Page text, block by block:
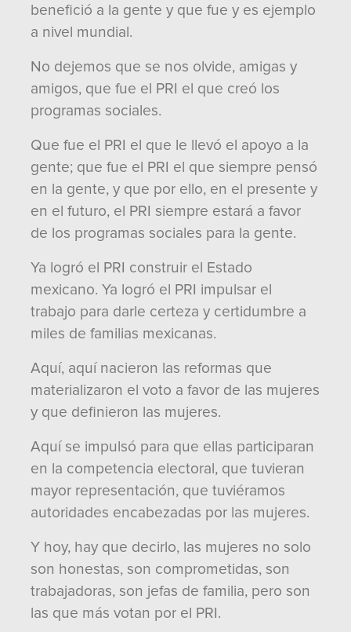
benefició a la gente y que fue y es ejemplo
a nivel mundial.
No dejemos que se nos olvide, amigas y
amigos, que fue el PRI el que creó los
programas sociales.
Que fue el PRI el que le llevó el apoyo a la
gente; que fue el PRI el que siempre pensó
en la gente, y que por ello, en el presente y
en el futuro, el PRI siempre estará a favor
de los programas sociales para la gente.
Ya logró el PRI construir el Estado
mexicano. Ya logró el PRI impulsar el
trabajo para darle certeza y certidumbre a
miles de familias mexicanas.
Aquí, aquí nacieron las reformas que
materializaron el voto a favor de las mujeres
y que definieron las mujeres.
Aquí se impulsó para que ellas participaran
en la competencia electoral, que tuvieran
mayor representación, que tuviéramos
autoridades encabezadas por las mujeres.
Y hoy, hay que decirlo, las mujeres no solo
son honestas, son comprometidas, son
trabajadoras, son jefas de familia, pero son
las que más votan por el PRI.